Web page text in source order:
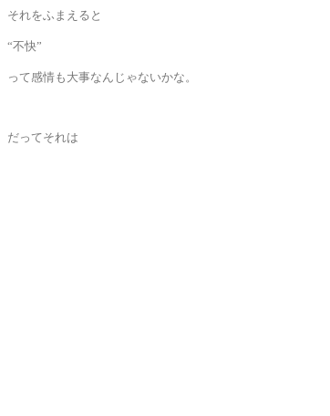
それをふまえると
“不快”
って感情も大事なんじゃないかな。
だってそれは